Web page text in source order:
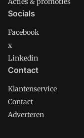
Socials
Facebook
x
Linkedin
Contact
Klantenservice
Contact
Adverteren